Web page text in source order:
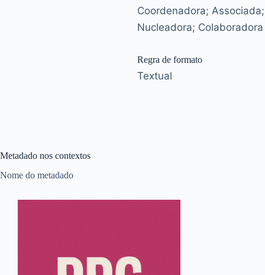
Coordenadora; Associada;
Nucleadora; Colaboradora
Regra de formato
Textual
Metadado nos contextos
Nome do metadado